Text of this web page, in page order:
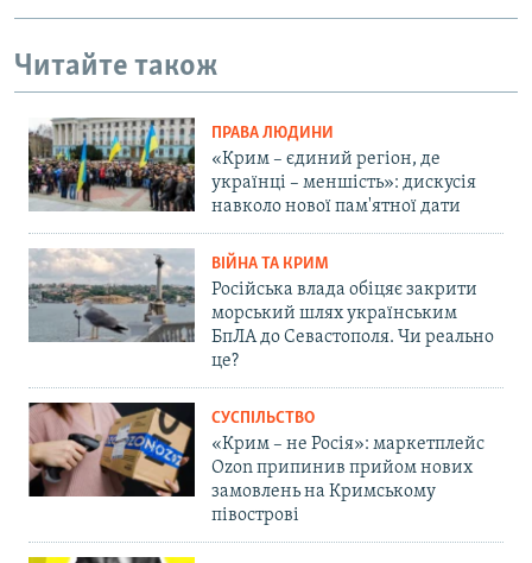
i
d
Читайте також
ПРАВА ЛЮДИНИ
«Крим – єдиний регіон, де
українці – меншість»: дискусія
навколо нової пам'ятної дати
ВІЙНА ТА КРИМ
Російська влада обіцяє закрити
морський шлях українським
БпЛА до Севастополя. Чи реально
це?
СУСПІЛЬСТВО
«Крим – не Росія»: маркетплейс
Ozon припинив прийом нових
замовлень на Кримському
півострові